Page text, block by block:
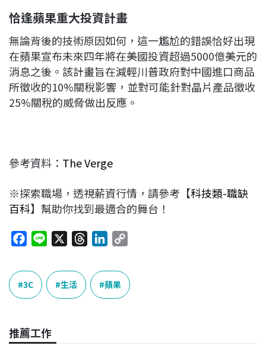
恰逢蘋果重大投資計畫
無論背後的技術原因如何，這一尷尬的錯誤恰好出現
在蘋果宣布未來四年將在美國投資超過5000億美元的
消息之後。該計畫旨在減輕川普政府對中國進口商品
所徵收的10%關稅影響，並對可能針對晶片產品徵收
25%關稅的威脅做出反應。
參考資料： The Verge
※探索職場，透視薪資行情，請參考【科技類-職缺
百科】幫助你找到最適合的舞台！
c
e
b
o
k
n
e
e
n
k
e
n
y
k
3C 生活 蘋果
推薦工作